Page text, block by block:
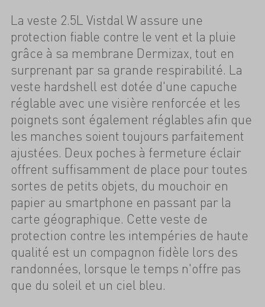
La veste 2.5L Vistdal W assure une
protection fiable contre le vent et la pluie
grâce à sa membrane Dermizax, tout en
surprenant par sa grande respirabilité. La
veste hardshell est dotée d'une capuche
réglable avec une visière renforcée et les
poignets sont également réglables afin que
les manches soient toujours parfaitement
ajustées. Deux poches à fermeture éclair
offrent suffisamment de place pour toutes
sortes de petits objets, du mouchoir en
papier au smartphone en passant par la
carte géographique. Cette veste de
protection contre les intempéries de haute
qualité est un compagnon fidèle lors des
randonnées, lorsque le temps n'offre pas
que du soleil et un ciel bleu.